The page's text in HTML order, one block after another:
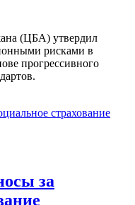
(ЦБА) утвердил
рисками в
прогрессивного
за